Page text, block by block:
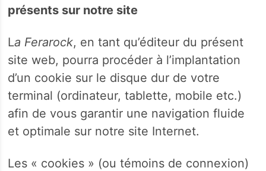
présents sur notre site
La Ferarock, en tant qu’éditeur du présent
site web, pourra procéder à l’implantation
d’un cookie sur le disque dur de votre
terminal (ordinateur, tablette, mobile etc.)
afin de vous garantir une navigation fluide
et optimale sur notre site Internet.
Les « cookies » (ou témoins de connexion)